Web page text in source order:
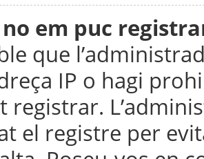
em puc
que
IP o hagi
registrar.
el registre per